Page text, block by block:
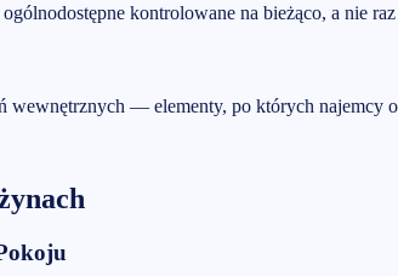
kontrolowane na bieżąco, a nie
— elementy, po których najemcy